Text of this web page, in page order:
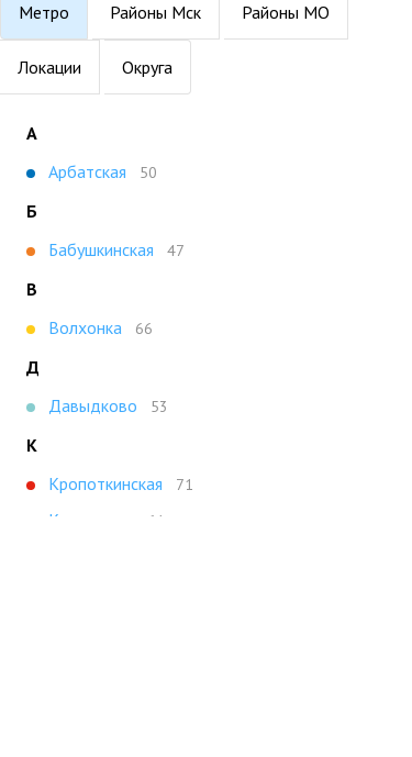
Метро Районы Мск Районы МО
Локации Округа
А
Арбатская
50
Б
Бабушкинская
47
В
Волхонка
66
Д
Давыдково
53
К
Кропоткинская
71
Кунцевская 61